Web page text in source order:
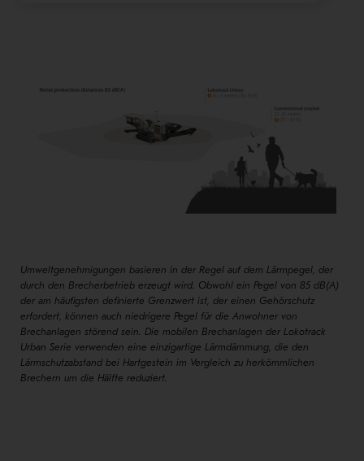
Umweltgenehmigungen basieren in der Regel auf dem Lärmpegel, der
durch den Brecherbetrieb erzeugt wird. Obwohl ein Pegel von 85 dB(A)
der am häufigsten definierte Grenzwert ist, der einen Gehörschutz
erfordert, können auch niedrigere Pegel für die Anwohner von
Brechanlagen störend sein. Die mobilen Brechanlagen der Lokotrack
Urban Serie verwenden eine einzigartige Lärmdämmung, die den
Lärmschutzabstand bei Hartgestein im Vergleich zu herkömmlichen
Brechern um die Hälfte reduziert.